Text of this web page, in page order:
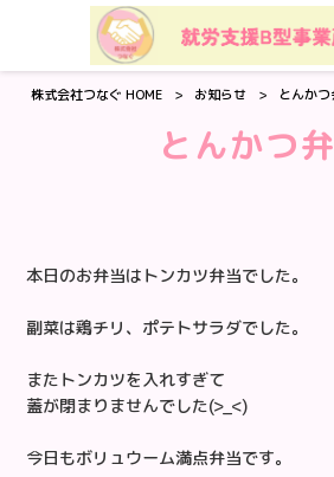
株式会社つなぐ HOME > お知らせ > とんかつ
とんかつ
本日のお弁当はトンカツ弁当でした。
副菜は鶏チリ、ポテトサラダでした。
またトンカツを入れすぎて
蓋が閉まりませんでした(>_<)
今日もボリュウーム満点弁当です。